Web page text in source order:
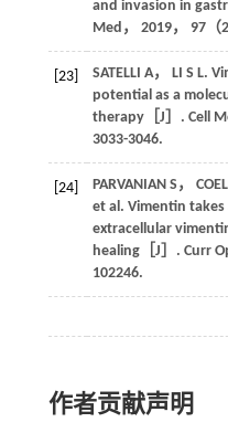
and invasion in
Med ， 2019， 97（
[23] SATELLI A， LI S L.
potential as a
therapy［J］. Cell
3033-3046.
[24] PARVANIAN S ，
et al. Vimentin takes
extracellular
healing［J］. Curr
102246.
作者贡献声明